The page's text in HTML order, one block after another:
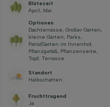
Blütezeit
April, Mai
Optionen
Dachterrasse, Großer Garten,
kleine Gärten, Parks,
Patio/Garten im Innenhof,
Pflanzgefäß, Pflanzenseite,
Topf, Terrasse
Standort
Halbschatten
Fruchttragend
Ja